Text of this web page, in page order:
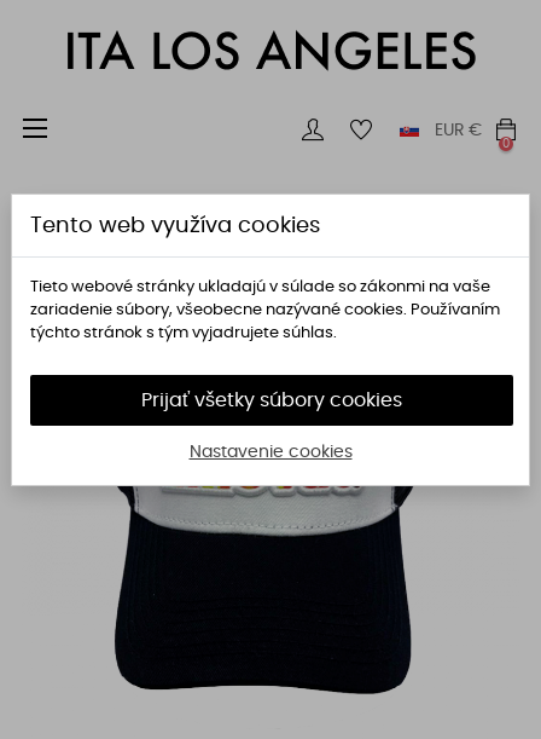
Toggle
☰ EUR €
0
Tento web využíva cookies
Tieto webové stránky ukladajú v súlade so zákonmi na vaše
zariadenie súbory, všeobecne nazývané cookies. Používaním
týchto stránok s tým vyjadrujete súhlas.
Prijať všetky súbory cookies
Nastavenie cookies